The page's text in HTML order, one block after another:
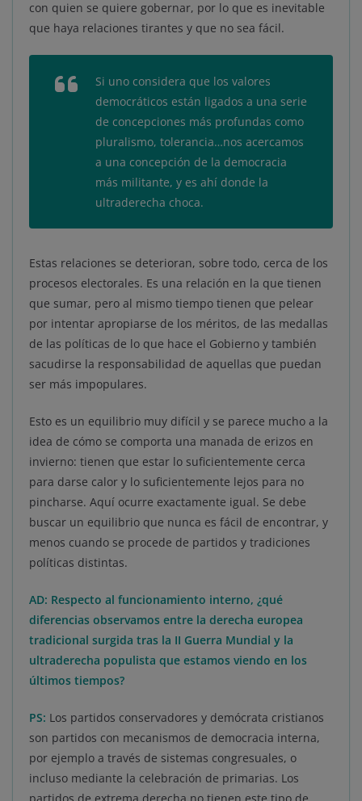
con quien se quiere gobernar, por lo que es inevitable
que haya relaciones tirantes y que no sea fácil.
Si uno considera que los valores
democráticos están ligados a una serie
de concepciones más profundas como
pluralismo, tolerancia…nos acercamos
a una concepción de la democracia
más militante, y es ahí donde la
ultraderecha choca.
Estas relaciones se deterioran, sobre todo, cerca de los
procesos electorales. Es una relación en la que tienen
que sumar, pero al mismo tiempo tienen que pelear
por intentar apropiarse de los méritos, de las medallas
de las políticas de lo que hace el Gobierno y también
sacudirse la responsabilidad de aquellas que puedan
ser más impopulares.
Esto es un equilibrio muy difícil y se parece mucho a la
idea de cómo se comporta una manada de erizos en
invierno: tienen que estar lo suficientemente cerca
para darse calor y lo suficientemente lejos para no
pincharse. Aquí ocurre exactamente igual. Se debe
buscar un equilibrio que nunca es fácil de encontrar, y
menos cuando se procede de partidos y tradiciones
políticas distintas.
AD: Respecto al funcionamiento interno, ¿qué
diferencias observamos entre la derecha europea
tradicional surgida tras la II Guerra Mundial y la
ultraderecha populista que estamos viendo en los
últimos tiempos?
PS: Los partidos conservadores y demócrata cristianos
son partidos con mecanismos de democracia interna,
por ejemplo a través de sistemas congresuales, o
incluso mediante la celebración de primarias. Los